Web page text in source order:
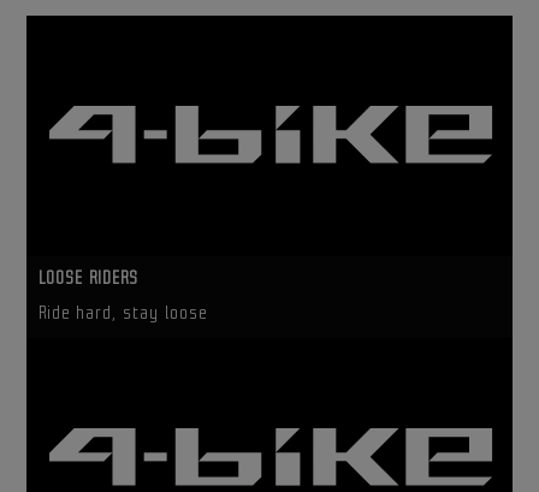
LOOSE RIDERS
Ride hard, stay loose